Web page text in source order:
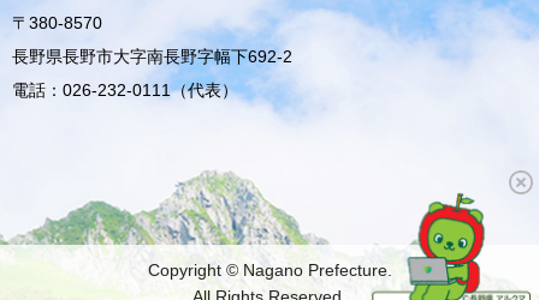
〒380-8570
長野県長野市大字南長野字幅下692-2
電話：026-232-0111（代表）
Copyright © Nagano Prefecture.
All Rights Reserved.